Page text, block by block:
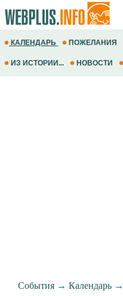
КАЛЕНДАРЬ ПОЖЕЛАНИЯ
ИЗ ИСТОРИИ... НОВОСТИ
События → Календарь →